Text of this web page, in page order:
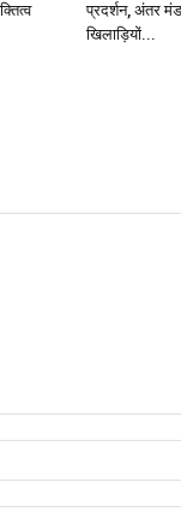
प्रदर्शन, अंतर
खिलाड़ियों...